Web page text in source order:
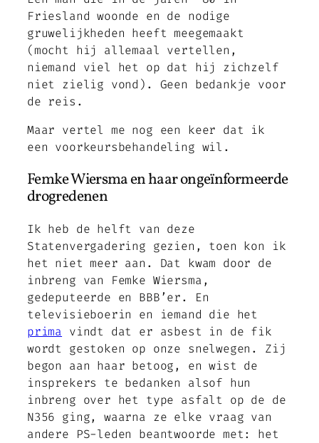
Friesland woonde en de nodige
gruwelijkheden heeft meegemaakt
(mocht hij allemaal vertellen,
niemand viel het op dat hij zichzelf
niet zielig vond). Geen bedankje voor
de reis.
Maar vertel me nog een keer dat ik
een voorkeursbehandeling wil.
Femke Wiersma en haar ongeïnformeerde
drogredenen
Ik heb de helft van deze
Statenvergadering gezien, toen kon ik
het niet meer aan. Dat kwam door de
inbreng van Femke Wiersma,
gedeputeerde en BBB’er. En
televisieboerin en iemand die het
prima vindt dat er asbest in de fik
wordt gestoken op onze snelwegen. Zij
begon aan haar betoog, en wist de
insprekers te bedanken alsof hun
inbreng over het type asfalt op de de
N356 ging, waarna ze elke vraag van
andere PS-leden beantwoorde met: het